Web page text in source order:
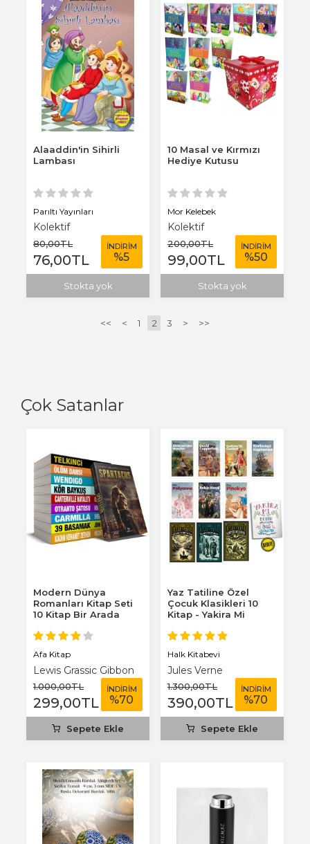
Çok Satanlar
Modern Dünya
Romanları Kitap Seti
10 Kitap Bir Arada
Afa Kitap
Lewis Grassic Gibbon
1.000,00TL
299,00TL
İNDİRİM
%70
Sepete Ekle
Yaz Tatiline Özel
Çocuk Klasikleri 10
Kitap - Yakira Mi
Halk Kitabevi
Jules Verne
1.300,00TL
390,00TL
İNDİRİM
%70
Sepete Ekle
Alaaddin'in Sihirli
Lambası
Parıltı Yayınları
Kolektif
80,00TL
76,00TL
İNDİRİM
%5
Stokta yok
10 Masal ve Kırmızı
Hediye Kutusu
Mor Kelebek
Kolektif
200,00TL
99,00TL
İNDİRİM
%50
Stokta yok
<< < 1 2 3 > >>